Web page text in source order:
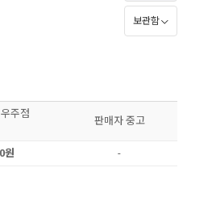
보관함
주점
판매자 중고
원 -